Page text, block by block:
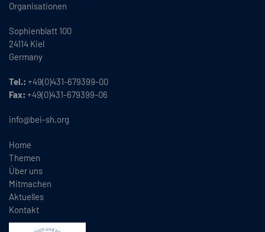
Organisationen
Sophienblatt 100
24114 Kiel
Germany
Tel.: +49(0)431-679399-00
Fax: +49(0)431-679399-06
info@bei-sh.org
Home
Themen
Über uns
Mitmachen
Aktuelles
Kontakt